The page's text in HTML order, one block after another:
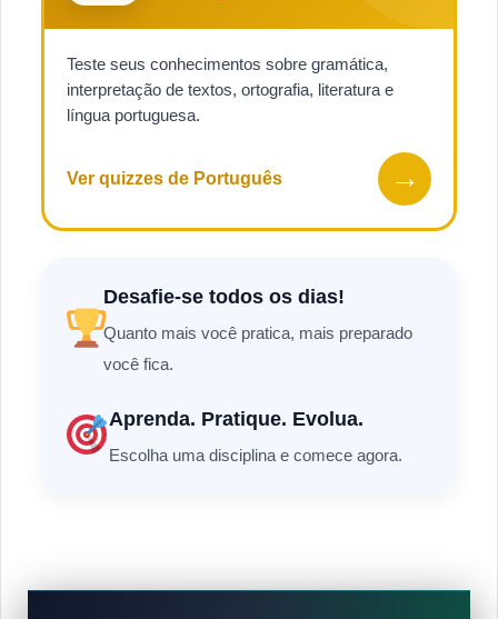
Teste seus conhecimentos sobre gramática,
interpretação de textos, ortografia, literatura e
língua portuguesa.
Ver quizzes de Português →
Desafie-se todos os dias!
Quanto mais você pratica, mais preparado
você fica.
Aprenda. Pratique. Evolua.
Escolha uma disciplina e comece agora.